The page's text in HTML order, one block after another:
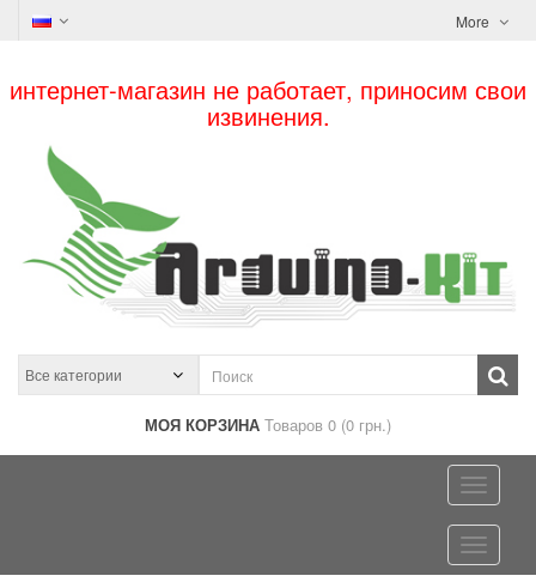
More
интернет-магазин не работает, приносим свои
извинения.
МОЯ КОРЗИНА Товаров 0 (0 грн.)